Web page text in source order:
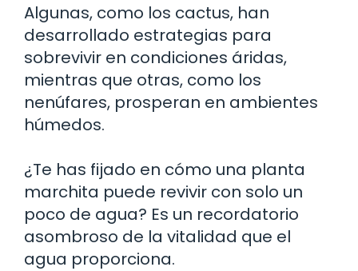
Algunas, como los cactus, han
desarrollado estrategias para
sobrevivir en condiciones áridas,
mientras que otras, como los
nenúfares, prosperan en ambientes
húmedos.
¿Te has fijado en cómo una planta
marchita puede revivir con solo un
poco de agua? Es un recordatorio
asombroso de la vitalidad que el
agua proporciona.